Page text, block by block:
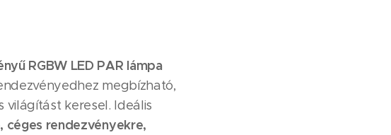
RGBW LED PAR lámpa
megbízható,
világítást keresel. Ideális
céges rendezvényekre,